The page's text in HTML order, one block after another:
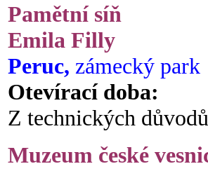
Pamětní síň
Emila Filly
Peruc, zámecký park
Otevírací doba:
Z technických
Muzeum české